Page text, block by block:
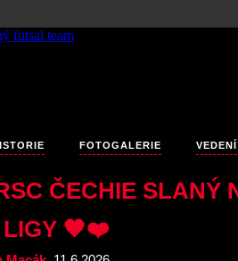
FOTOGALERIE VEDENÍ
ČECHIE SLANÝ
LIGY 🖤❤️